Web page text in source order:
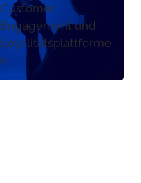
Customer
Engagement und
Loyalitätsplattforme
n